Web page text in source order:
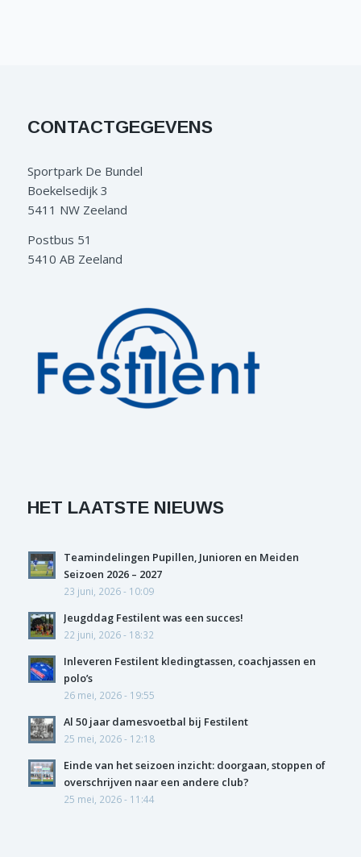
CONTACTGEGEVENS
Sportpark De Bundel
Boekelsedijk 3
5411 NW Zeeland
Postbus 51
5410 AB Zeeland
HET LAATSTE NIEUWS
Teamindelingen Pupillen, Junioren en Meiden
Seizoen 2026 – 2027
23 juni, 2026 - 10:09
Jeugddag Festilent was een succes!
22 juni, 2026 - 18:32
Inleveren Festilent kledingtassen, coachjassen en
polo’s
26 mei, 2026 - 19:55
Al 50 jaar damesvoetbal bij Festilent
25 mei, 2026 - 12:18
Einde van het seizoen inzicht: doorgaan, stoppen of
overschrijven naar een andere club?
25 mei, 2026 - 11:44